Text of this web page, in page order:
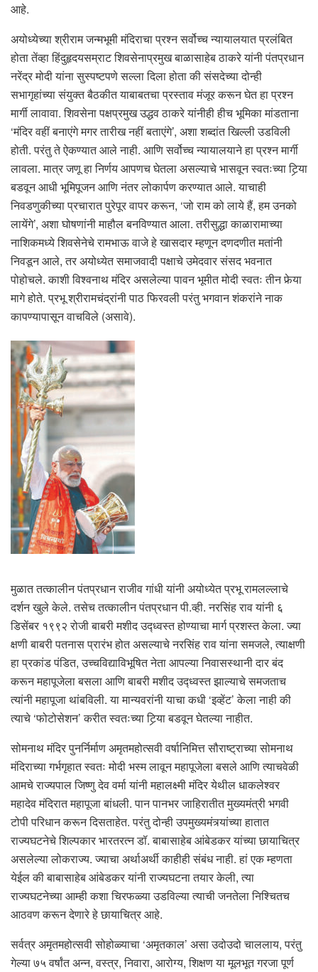
आहे.
अयोध्येच्या श्रीराम जन्मभूमी मंदिराचा प्रश्न सर्वोच्च न्यायालयात प्रलंबित
होता तेंव्हा हिंदुहृदयसम्राट शिवसेनाप्रमुख बाळासाहेब ठाकरे यांनी पंतप्रधान
नरेंद्र मोदी यांना सुस्पष्टपणे सल्ला दिला होता की संसदेच्या दोन्ही
सभागृहांच्या संयुक्त बैठकीत याबाबतचा प्रस्ताव मंजूर करून घेत हा प्रश्न
मार्गी लावावा. शिवसेना पक्षप्रमुख उद्धव ठाकरे यांनीही हीच भूमिका मांडताना
‘मंदिर वहीं बनाएंगे मगर तारीख नहीं बताएंगे’, अशा शब्दांत खिल्ली उडविली
होती. परंतु ते ऐकण्यात आले नाही. आणि सर्वोच्च न्यायालयाने हा प्रश्न मार्गी
लावला. मात्र जणू हा निर्णय आपणच घेतला असल्याचे भासवून स्वतःच्या टिर्‍या
बडवून आधी भूमिपूजन आणि नंतर लोकार्पण करण्यात आले. याचाही
निवडणुकीच्या प्रचारात पुरेपूर वापर करून, ‘जो राम को लाये हैं, हम उनको
लायेंगे’, अशा घोषणांनी माहौल बनविण्यात आला. तरीसुद्धा काळारामाच्या
नाशिकमध्ये शिवसेनेचे रामभाऊ वाजे हे खासदार म्हणून दणदणीत मतांनी
निवडून आले, तर अयोध्येत समाजवादी पक्षाचे उमेदवार संसद भवनात
पोहोचले. काशी विश्वनाथ मंदिर असलेल्या पावन भूमीत मोदी स्वतः तीन फेर्‍या
मागे होते. प्रभू श्रीरामचंद्रांनी पाठ फिरवली परंतु भगवान शंकरांने नाक
कापण्यापासून वाचविले (असावे).
मुळात तत्कालीन पंतप्रधान राजीव गांधी यांनी अयोध्येत प्रभू रामलल्लाचे
दर्शन खुले केले. तसेच तत्कालीन पंतप्रधान पी.व्ही. नरसिंह राव यांनी ६
डिसेंबर १९९२ रोजी बाबरी मशीद उद्ध्वस्त होण्याचा मार्ग प्रशस्त केला. ज्या
क्षणी बाबरी पतनास प्रारंभ होत असल्याचे नरसिंह राव यांना समजले, त्याक्षणी
हा प्रकांड पंडित, उच्चविद्याविभूषित नेता आपल्या निवासस्थानी दार बंद
करून महापूजेला बसला आणि बाबरी मशीद उद्ध्वस्त झाल्याचे समजताच
त्यांनी महापूजा थांबविली. या मान्यवरांनी याचा कधी ‘इव्हेंट’ केला नाही की
त्याचे ‘फोटोसेशन’ करीत स्वतःच्या टिर्‍या बडवून घेतल्या नाहीत.
सोमनाथ मंदिर पुनर्निर्माण अमृतमहोत्सवी वर्षानिमित्त सौराष्ट्राच्या सोमनाथ
मंदिराच्या गर्भगृहात स्वतः मोदी भस्म लावून महापूजेला बसले आणि त्याचवेळी
आमचे राज्यपाल जिष्णु देव वर्मा यांनी महालक्ष्मी मंदिर येथील धाकलेश्वर
महादेव मंदिरात महापूजा बांधली. पान पानभर जाहिरातीत मुख्यमंत्री भगवी
टोपी परिधान करून दिसताहेत. परंतु दोन्ही उपमुख्यमंत्र्यांच्या हातात
राज्यघटनेचे शिल्पकार भारतरत्न डॉ. बाबासाहेब आंबेडकर यांच्या छायाचित्र
असलेल्या लोकराज्य. ज्याचा अर्थाअर्थी काहीही संबंध नाही. हां एक म्हणता
येईल की बाबासाहेब आंबेडकर यांनी राज्यघटना तयार केली, त्या
राज्यघटनेच्या आम्ही कशा चिरफळ्या उडविल्या त्याची जनतेला निश्चितच
आठवण करून देणारे हे छायाचित्र आहे.
सर्वत्र अमृतमहोत्सवी सोहोळ्याचा ‘अमृतकाल’ असा उदोउदो चाललाय, परंतु
गेल्या ७५ वर्षांत अन्न, वस्त्र, निवारा, आरोग्य, शिक्षण या मूलभूत गरजा पूर्ण